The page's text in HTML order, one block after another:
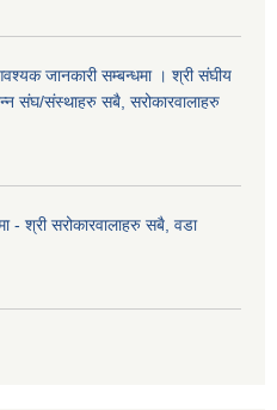
जानकारी सम्बन्धमा । श्री संघीय
संघ/संस्थाहरु सबै, सरोकारवालाहरु
- श्री सरोकारवालाहरु सबै, वडा